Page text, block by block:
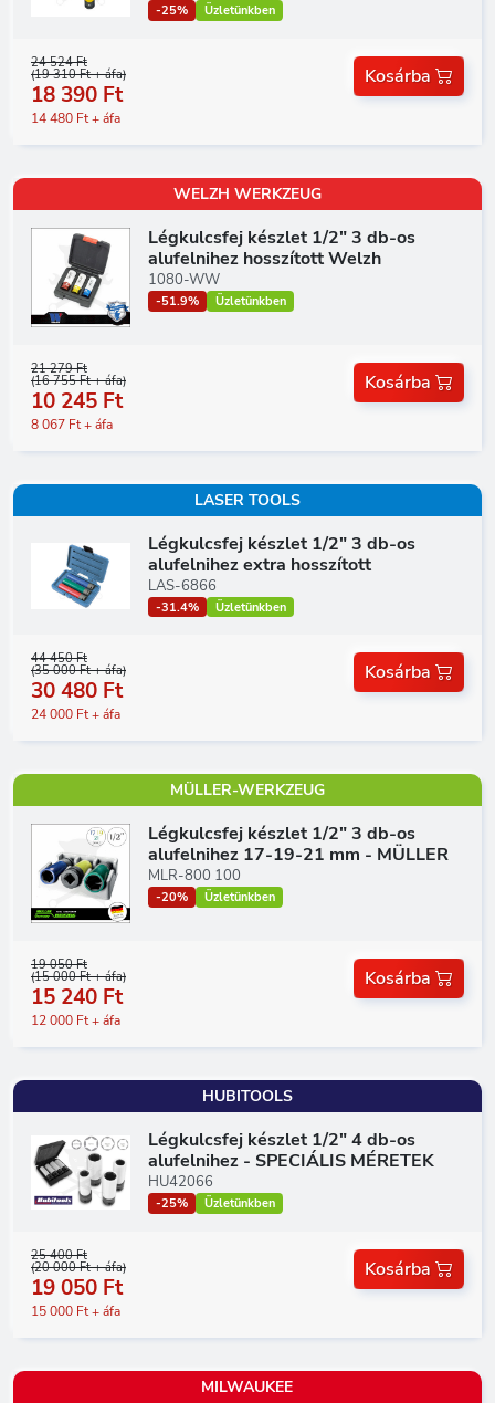
-25% Üzletünkben
24 524 Ft
(19 310 Ft + áfa)
18 390 Ft
14 480 Ft + áfa
Kosárba
WELZH WERKZEUG
Légkulcsfej készlet 1/2" 3 db-os
alufelnihez hosszított Welzh
1080-WW
-51.9% Üzletünkben
21 279 Ft
(16 755 Ft + áfa)
10 245 Ft
8 067 Ft + áfa
Kosárba
LASER TOOLS
Légkulcsfej készlet 1/2" 3 db-os
alufelnihez extra hosszított
LAS-6866
-31.4% Üzletünkben
44 450 Ft
(35 000 Ft + áfa)
30 480 Ft
24 000 Ft + áfa
Kosárba
MÜLLER-WERKZEUG
Légkulcsfej készlet 1/2" 3 db-os
alufelnihez 17-19-21 mm - MÜLLER
MLR-800 100
-20% Üzletünkben
19 050 Ft
(15 000 Ft + áfa)
15 240 Ft
12 000 Ft + áfa
Kosárba
HUBITOOLS
Légkulcsfej készlet 1/2" 4 db-os
alufelnihez - SPECIÁLIS MÉRETEK
HU42066
-25% Üzletünkben
25 400 Ft
(20 000 Ft + áfa)
19 050 Ft
15 000 Ft + áfa
Kosárba
MILWAUKEE